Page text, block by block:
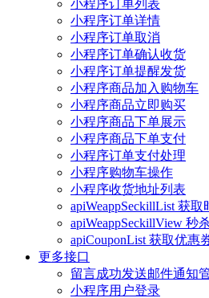
小程序订单列表
小程序订单详情
小程序订单取消
小程序订单确认收货
小程序订单提醒发货
小程序商品加入购物车
小程序商品立即购买
小程序商品下单展示
小程序商品下单支付
小程序订单支付处理
小程序购物车操作
小程序收货地址列表
apiWeappSeckillList 获
apiWeappSeckillView 秒
apiCouponList 获取优惠
更多接口
留言成功发送邮件通知
小程序用户登录